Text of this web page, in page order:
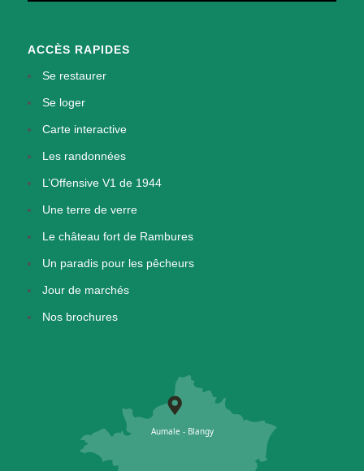
ACCÈS RAPIDES
Se restaurer
Se loger
Carte interactive
Les randonnées
L’Offensive V1 de 1944
Une terre de verre
Le château fort de Rambures
Un paradis pour les pêcheurs
Jour de marchés
Nos brochures